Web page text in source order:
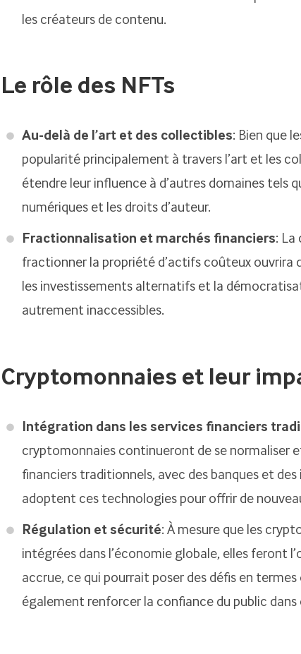
les créateurs de contenu.
Le rôle des NFTs
Au-delà de l’art et des collectibles: Bien que
popularité principalement à travers l’art et les
étendre leur influence à d’autres domaines tels
numériques et les droits d’auteur.
Fractionnalisation et marchés financiers: La
fractionner la propriété d’actifs coûteux ouvrira
les investissements alternatifs et la
autrement inaccessibles.
Cryptomonnaies et leur
Intégration dans les services financiers
cryptomonnaies continueront de se normaliser
financiers traditionnels, avec des banques et
adoptent ces technologies pour offrir de
Régulation et sécurité: À mesure que les
intégrées dans l’économie globale, elles feront
accrue, ce qui pourrait poser des défis en
également renforcer la confiance du public